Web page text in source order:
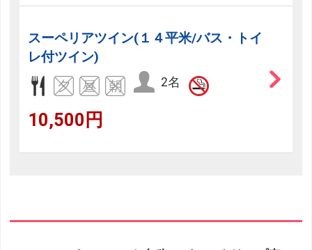
スーペリアツイン(１４平米/バス・トイ
レ付ツイン)
2名
10,500円